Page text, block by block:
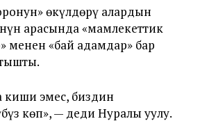
өкүлдөрү алардын
арасында «мамлекеттик
менен «бай адамдар» бар
киши эмес, биздин
көп», — деди Нуралы уулу.